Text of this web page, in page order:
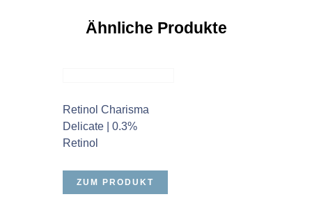
Ähnliche Produkte
Retinol Charisma
Delicate | 0.3%
Retinol
ZUM PRODUKT